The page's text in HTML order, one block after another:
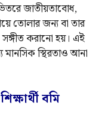
জাতীয়তাবোধ,
তোলার জন্য বা তার
সঙ্গীত করানো হয়। এই
মানসিক স্থিরতাও আনা
বমি